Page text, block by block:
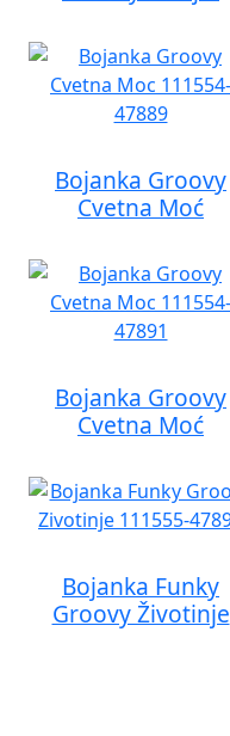
Bojanka Groovy
Cvetna Moć
Bojanka Groovy
Cvetna Moć
Bojanka Funky
Groovy Životinje